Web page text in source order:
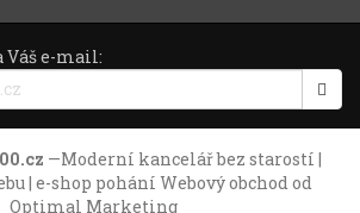
Váš e-mail:
—Moderní kancelář bez starostí |
| e-shop pohání Webový obchod od
Optimal Marketing